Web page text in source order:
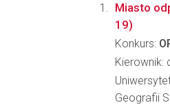
Miasto
19)
Konkurs:
Kierownik:
Geografii